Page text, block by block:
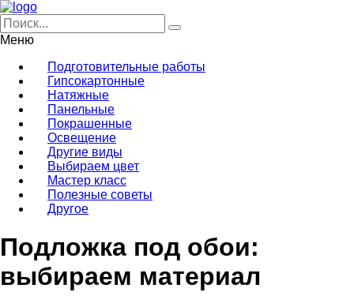
Меню
Подготовительные работы
Гипсокартонные
Натяжные
Панельные
Покрашенные
Освещение
Другие виды
Выбираем цвет
Мастер класс
Полезные советы
Другое
Подложка под обои:
выбираем материал